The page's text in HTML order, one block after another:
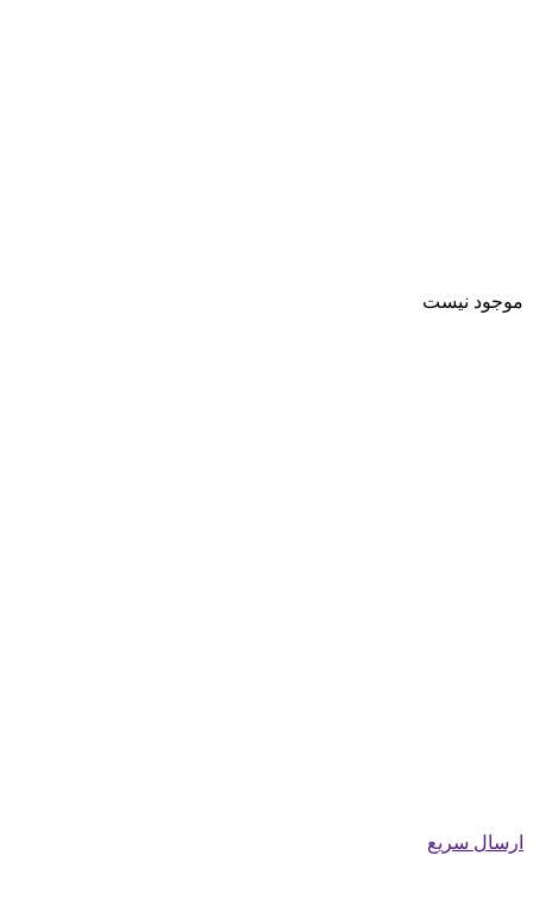
موجود نیست
ارسال سریع